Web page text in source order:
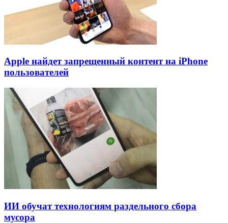
Apple найдет запрещенный контент на iPhone
пользователей
ИИ обучат технологиям раздельного сбора
мусора